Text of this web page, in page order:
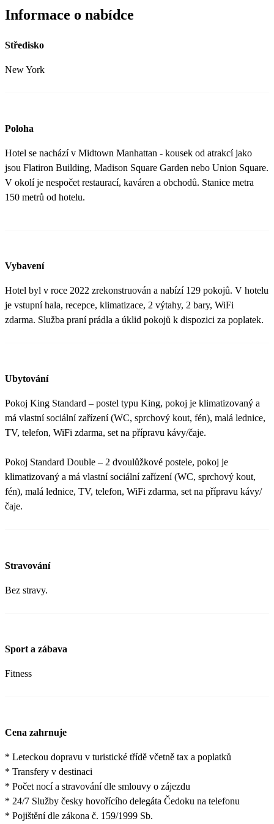
Informace o nabídce
Středisko
New York
Poloha
Hotel se nachází v Midtown Manhattan - kousek od atrakcí jako
jsou Flatiron Building, Madison Square Garden nebo Union Square.
V okolí je nespočet restaurací, kaváren a obchodů. Stanice metra
150 metrů od hotelu.
Vybavení
Hotel byl v roce 2022 zrekonstruován a nabízí 129 pokojů. V hotelu
je vstupní hala, recepce, klimatizace, 2 výtahy, 2 bary, WiFi
zdarma. Služba praní prádla a úklid pokojů k dispozici za poplatek.
Ubytování
Pokoj King Standard – postel typu King, pokoj je klimatizovaný a
má vlastní sociální zařízení (WC, sprchový kout, fén), malá lednice,
TV, telefon, WiFi zdarma, set na přípravu kávy/čaje.
Pokoj Standard Double – 2 dvoulůžkové postele, pokoj je
klimatizovaný a má vlastní sociální zařízení (WC, sprchový kout,
fén), malá lednice, TV, telefon, WiFi zdarma, set na přípravu kávy/
čaje.
Stravování
Bez stravy.
Sport a zábava
Fitness
Cena zahrnuje
* Leteckou dopravu v turistické třídě včetně tax a poplatků
* Transfery v destinaci
* Počet nocí a stravování dle smlouvy o zájezdu
* 24/7 Služby česky hovořícího delegáta Čedoku na telefonu
* Pojištění dle zákona č. 159/1999 Sb.